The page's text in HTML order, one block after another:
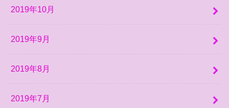
2019年10月
2019年9月
2019年8月
2019年7月